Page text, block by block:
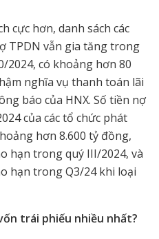
cực hơn, danh sách các
TPDN vẫn gia tăng trong
2024, có khoảng hơn 80
nghĩa vụ thanh toán lãi
báo của HNX. Số tiền nợ
của các tổ chức phát
hơn 8.600 tỷ đồng,
hạn trong quý III/2024, và
hạn trong Q3/24 khi loại
trái phiếu nhiều nhất?